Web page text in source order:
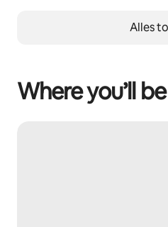
Alles
Where you’ll